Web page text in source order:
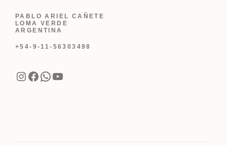
PABLO ARIEL CAÑETE
LOMA VERDE
ARGENTINA
+54-9-11-56303498
Instagram
Facebook
WhatsApp
YouTube